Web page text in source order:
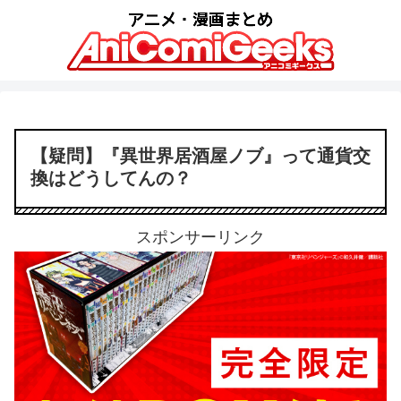
【疑問】『異世界居酒屋ノブ』って通貨交
換はどうしてんの？
スポンサーリンク